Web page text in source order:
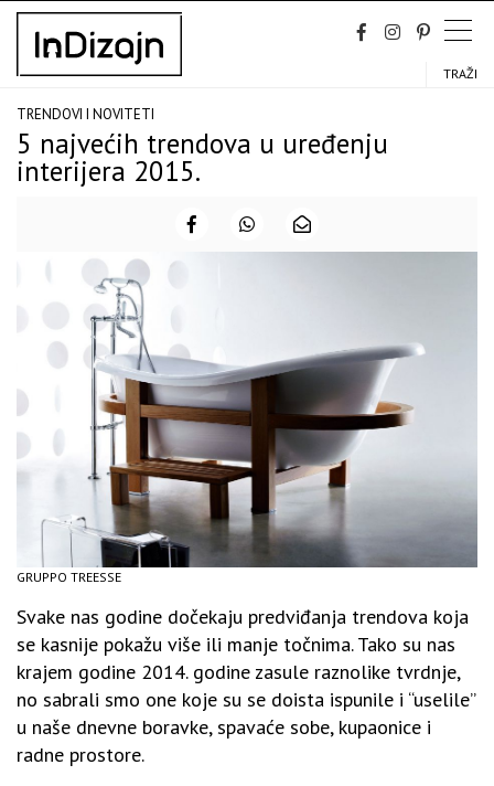
Skip
content
TRAŽI
TRENDOVI I NOVITETI
5 najvećih trendova u uređenju
interijera 2015.
GRUPPO TREESSE
Svake nas godine dočekaju predviđanja trendova koja
se kasnije pokažu više ili manje točnima. Tako su nas
krajem godine 2014. godine zasule raznolike tvrdnje,
no sabrali smo one koje su se doista ispunile i “uselile”
u naše dnevne boravke, spavaće sobe, kupaonice i
radne prostore.